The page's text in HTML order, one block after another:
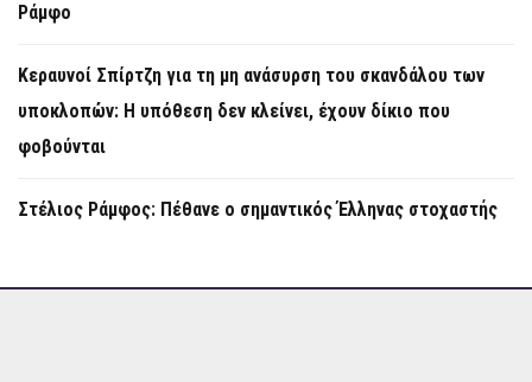
Ράμφο
Κεραυνοί Σπίρτζη για τη μη ανάσυρση του σκανδάλου των
υποκλοπών: Η υπόθεση δεν κλείνει, έχουν δίκιο που
φοβούνται
Στέλιος Ράμφος: Πέθανε ο σημαντικός Έλληνας στοχαστής